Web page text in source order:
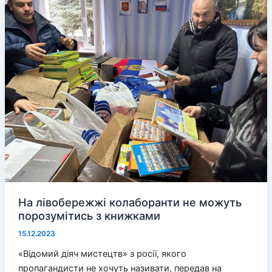
ЗСУ
На лівобережжі колаборанти не можуть
порозумітись з книжками
15.12.2023
«Відомий діяч мистецтв» з росії, якого
пропагандисти не хочуть називати, передав на